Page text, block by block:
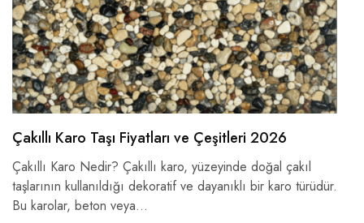
Çakıllı Karo Taşı Fiyatları ve Çeşitleri 2026
Çakıllı Karo Nedir? Çakıllı karo, yüzeyinde doğal çakıl
taşlarının kullanıldığı dekoratif ve dayanıklı bir karo türüdür.
Bu karolar, beton veya…